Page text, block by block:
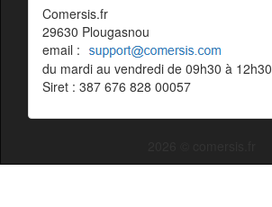
Comersis.fr
29630 Plougasnou
email :
du mardi au vendredi de 09h30 à 12h30
Siret : 387 676 828 00057